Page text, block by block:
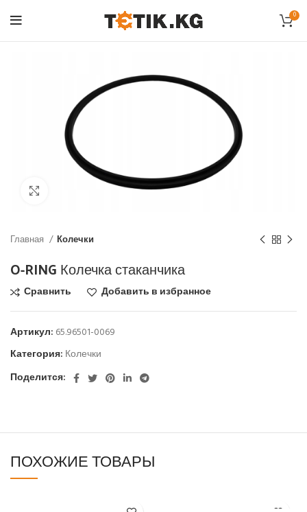
0
Главная Колечки
O-RING Колечка стаканчика
Сравнить Добавить в избранное
Артикул: 65.96501-0069
Категория: Колечки
Поделится:
ПОХОЖИЕ ТОВАРЫ